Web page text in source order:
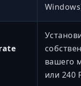
вашего
или 240